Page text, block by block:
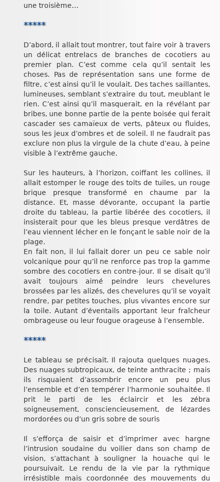
une troisième…
*****
D’abord, il allait tout montrer, tout faire voir à travers
un délicat entrelacs de branches de cocotiers au
premier plan. C’est comme cela qu’il sentait les
choses. Pas de représentation sans une forme de
filtre, c’est ainsi qu’il le voulait. Des taches saillantes,
lumineuses, semblant s’extraire du tout, meublant le
rien. C’est ainsi qu’il masquerait, en la révélant par
bribes, une bonne partie de la pente boisée qui ferait
cascader ses camaïeux de verts, pâteux ou fluides,
sous les jeux d’ombres et de soleil. Il ne faudrait pas
exclure non plus la virgule de la chute d’eau, à peine
visible à l’extrême gauche.
Sur les hauteurs, à l’horizon, coiffant les collines, il
allait estomper le rouge des toits de tuiles, un rouge
brique presque transformé en chaume par la
distance. Et, masse dévorante, occupant la partie
droite du tableau, la partie libérée des cocotiers, il
insisterait pour que les bleus presque verdâtres de
l’eau viennent lécher en le fonçant le sable noir de la
plage.
En fait non, il lui fallait dorer un peu ce sable noir
volcanique pour qu’il ne renforce pas trop la gamme
sombre des cocotiers en contre-jour. Il se disait qu’il
avait toujours aimé peindre leurs chevelures
brossées par les alizés, des chevelures qu’il se voyait
rendre, par petites touches, plus vivantes encore sur
la toile. Autant d’éventails apportant leur fraîcheur
ombrageuse ou leur fougue orageuse à l’ensemble.
*****
Le tableau se précisait. Il rajouta quelques nuages.
Des nuages subtropicaux, de teinte anthracite ; mais
ils risquaient d’assombrir encore un peu plus
l’ensemble et d’en tempérer l’harmonie souhaitée. Il
prit le parti de les éclaircir et les zébra
soigneusement, consciencieusement, de lézardes
mordorées ou d’un gris sobre de souris
Il s’efforça de saisir et d’imprimer avec hargne
l’intrusion soudaine du voilier dans son champ de
vision, s’attachant à souligner la houache qui le
poursuivait. Le rendu de la vie par la rythmique
irrésistible mais coordonnée des mouvements du